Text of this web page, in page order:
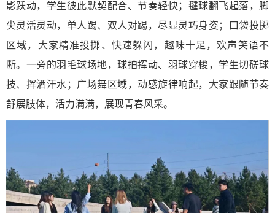
影跃动，学生彼此默契配合、节奏轻快；毽球翻飞起落，脚
尖灵活灵动，单人踢、双人对踢，尽显灵巧身姿；口袋投掷
区域，大家精准投掷、快速躲闪，趣味十足，欢声笑语不
断。一旁的羽毛球场地，球拍挥动、羽球穿梭，学生切磋球
技、挥洒汗水；广场舞区域，动感旋律响起，大家跟随节奏
舒展肢体，活力满满，展现青春风采。